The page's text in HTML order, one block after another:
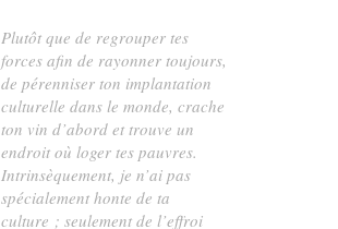
Plutôt que de regrouper tes
forces afin de rayonner toujours,
de pérenniser ton implantation
culturelle dans le monde, crache
ton vin d’abord et trouve un
endroit où loger tes pauvres.
Intrinsèquement, je n’ai pas
spécialement honte de ta
culture ; seulement de l’effroi